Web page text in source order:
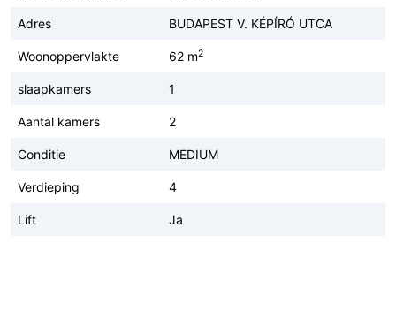
Adres BUDAPEST V. KÉPÍRÓ UTCA
Woonoppervlakte 62 m2
slaapkamers 1
Aantal kamers 2
Conditie MEDIUM
Verdieping 4
Lift Ja